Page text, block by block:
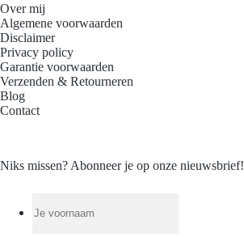
Over mij
Algemene voorwaarden
Disclaimer
Privacy policy
Garantie voorwaarden
Verzenden & Retourneren
Blog
Contact
Niks missen? Abonneer je op onze nieuwsbrief!